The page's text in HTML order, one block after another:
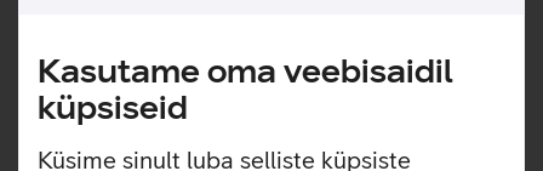
Kasutame oma veebisaidil
küpsiseid
Küsime sinult luba selliste küpsiste
Vaatan lähemalt